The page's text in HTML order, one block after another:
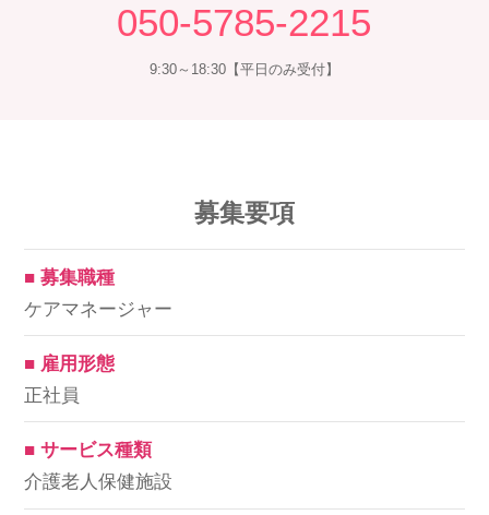
050-5785-2215
9:30～18:30【平日のみ受付】
募集要項
■ 募集職種
ケアマネージャー
■ 雇用形態
正社員
■ サービス種類
介護老人保健施設